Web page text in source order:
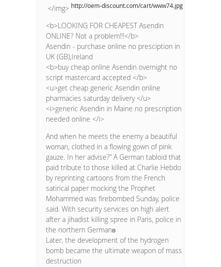
http://oem-discount.com/cart/www74.jpg
</img>
<b>LOOKING FOR CHEAPEST Asendin
ONLINE? Not a problem!!!</b>
Asendin - purchase online no presciption in
UK (GB),Ireland
<b>buy cheap online Asendin overnight no
script mastercard accepted </b>
<u>get cheap generic Asendin online
pharmacies saturday delivery </u>
<i>generic Asendin in Maine no prescription
needed online </i>
And when he meets the enemy a beautiful
woman, clothed in a flowing gown of pink
gauze. In her advise?” A German tabloid that
paid tribute to those killed at Charlie Hebdo
by reprinting cartoons from the French
satirical paper mocking the Prophet
Mohammed was firebombed Sunday, police
said. With security services on high alert
after a jihadist killing spree in Paris, police in
the northern Germanв
Later, the development of the hydrogen
bomb became the ultimate weapon of mass
destruction